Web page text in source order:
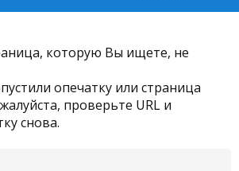
которую Вы ищете, не
опечатку или страница
проверьте URL и
снова.